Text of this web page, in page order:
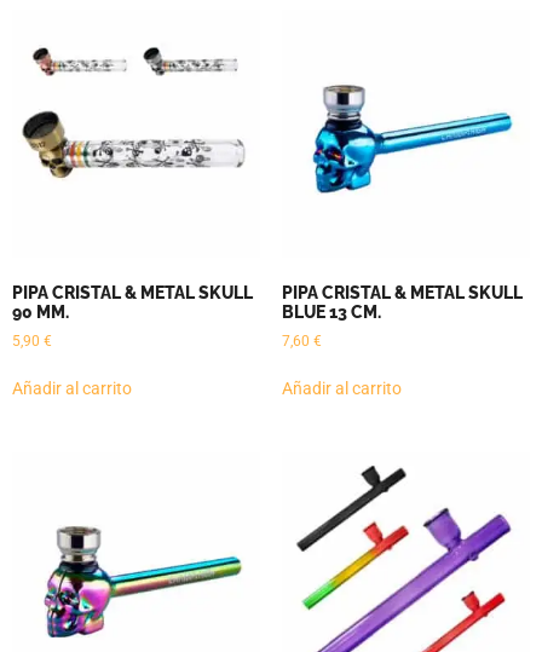
PIPA CRISTAL & METAL SKULL
90 MM.
5,90 €
Añadir al carrito
PIPA CRISTAL & METAL SKULL
BLUE 13 CM.
7,60 €
Añadir al carrito